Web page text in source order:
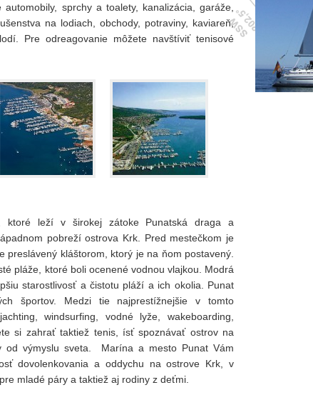
sprchy a toalety, kanalizácia, garáže,
na lodiach, obchody, potraviny, kaviareň,
Pre odreagovanie môžete navštíviť tenisové
ktoré leží v širokej zátoke Punatská draga a
pobreží ostrova Krk. Pred mestečkom je
preslávený kláštorom, ktorý je na ňom postavený.
pláže, ktoré boli ocenené vodnou vlajkou. Modrá
starostlivosť a čistotu pláží a ich okolia. Punat
športov. Medzi tie najprestížnejšie v tomto
windsurfing, vodné lyže, wakeboarding,
si zahrať taktiež tenis, ísť spoznávať ostrov na
od výmyslu sveta. Marína a mesto Punat Vám
dovolenkovania a oddychu na ostrove Krk, v
mladé páry a taktiež aj rodiny z deťmi.